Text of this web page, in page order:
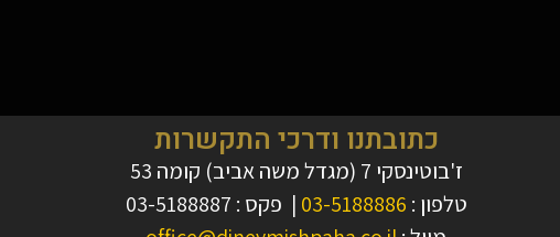
כתובתנו ודרכי התקשרות
ז'בוטינסקי 7 (מגדל משה אביב) קומה 53
טלפון : 03-5188886 | פקס : 03-5188887